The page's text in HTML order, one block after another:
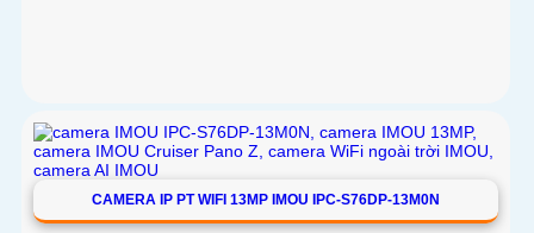
CAMERA IP PT WIFI 13MP IMOU IPC-S76DP-13M0N